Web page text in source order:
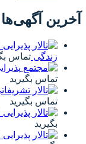
آخرین آگهی‌ها
زندگی تماس
تماس بگیرید
تماس بگیرید
بگیرید